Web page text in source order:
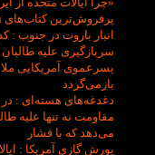
پرفروش‌ترین کتاب‌های Amazon Japan قرار دار
انبار باروت در جنوب :
سربازگیری علیه
پسرعموی آمریکایی ملا
بازمی‌گردد
دغدغه‌های هسته‌ای :
مقاومت نه تنها علیه
می‌دهد که با فشار
یورش گازیِ آمریکا :